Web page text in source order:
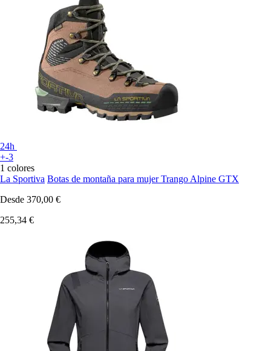
24h
+-3
1 colores
La Sportiva Botas de montaña para mujer Trango Alpine GTX
Desde 370,00 €
255,34 €